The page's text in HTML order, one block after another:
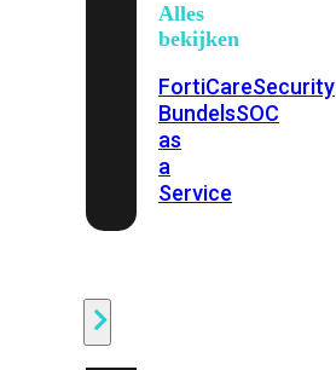
Alles
bekijken
FortiCareSecurity
BundelsSOC
as
a
Service